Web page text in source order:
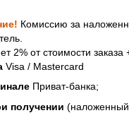
Комиссию за
2% от стоимости заказа
Visa / Mastercard
Приват-банка;
получении